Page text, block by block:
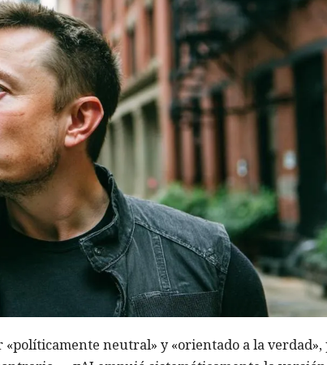
neutral» y «orientado a la verdad»,